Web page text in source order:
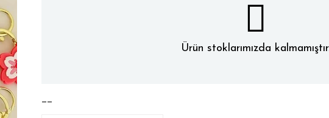
Ürün stoklarımızda
——